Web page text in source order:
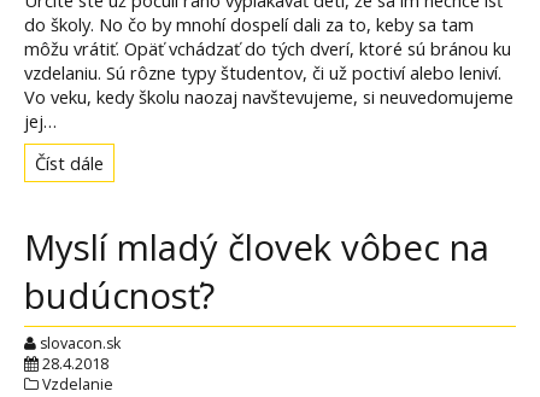
do školy. No čo by mnohí dospelí dali za to, keby sa tam
môžu vrátiť. Opäť vchádzať do tých dverí, ktoré sú bránou ku
vzdelaniu. Sú rôzne typy študentov, či už poctiví alebo leniví.
Vo veku, kedy školu naozaj navštevujeme, si neuvedomujeme
jej…
Číst dále
Myslí mladý človek vôbec na
budúcnosť?
slovacon.sk
28.4.2018
Vzdelanie